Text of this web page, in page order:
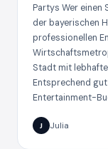
Partys Wer einen
der bayerischen
professionellen
Stadt mit
Entsprechend
Entertainment-
J Julia